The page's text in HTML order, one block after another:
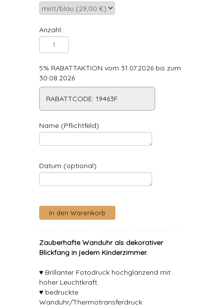
Anzahl:
5% RABATTAKTION vom 31.07.2026 bis zum
30.08.2026
RABATTCODE: 19463F
Name (Pflichtfeld)
Datum (optional)
Zauberhafte Wanduhr als dekorativer
Blickfang in jedem Kinderzimmer.
♥ Brillanter Fotodruck hochglänzend mit
hoher Leuchtkraft.
♥ bedruckte
Wanduhr/Thermotransferdruck